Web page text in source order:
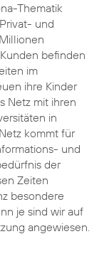
Thematik
und
befinden
im
ihre Kinder
Netz mit ihren
in
kommt für
und
der
Zeiten
besondere
je sind wir auf
angewiesen.